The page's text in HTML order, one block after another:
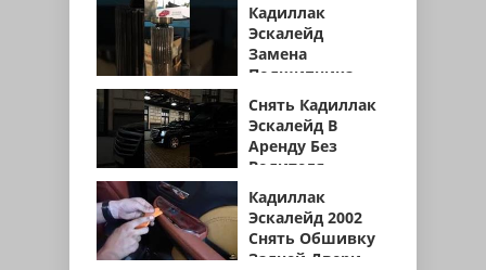
Кадиллак
Эскалейд
Замена
Подшипника
Снять Кадиллак
Эскалейд В
Аренду Без
Водителя
Кадиллак
Эскалейд 2002
Снять Обшивку
Задней Двери